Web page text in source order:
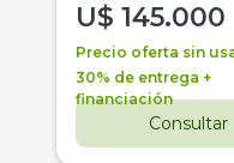
U$ 145.000
Precio oferta sin
30% de entrega +
financiación
Consultar